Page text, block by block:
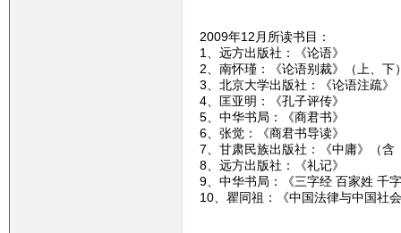
2009年12月所读书目：
1、远方出版社：《论语》
2、南怀瑾：《论语别裁》（上、下
3、北京大学出版社：《论语注疏》
4、匡亚明：《孔子评传》
5、中华书局：《商君书》
6、张觉：《商君书导读》
7、甘肃民族出版社：《中庸》（含
8、远方出版社：《礼记》
9、中华书局：《三字经 百家姓 千
10、瞿同祖：《中国法律与中国社